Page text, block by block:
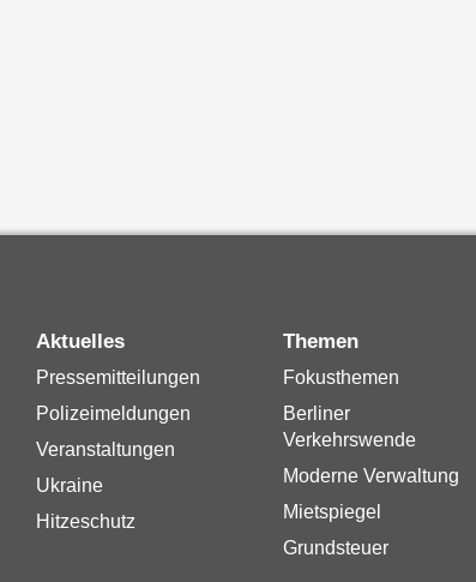
Aktuelles
Pressemitteilungen
Polizeimeldungen
Veranstaltungen
Ukraine
Hitzeschutz
Themen
Fokusthemen
Berliner
Verkehrswende
Moderne Verwaltung
Mietspiegel
Grundsteuer